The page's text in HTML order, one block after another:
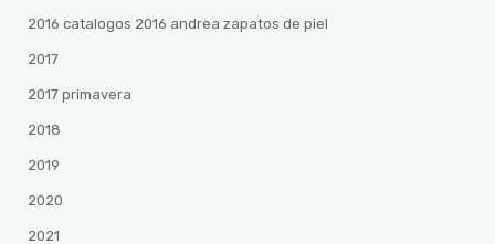
2016 catalogos 2016 andrea zapatos de piel
2017
2017 primavera
2018
2019
2020
2021